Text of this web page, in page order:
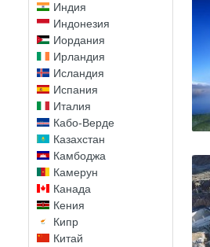
Индия
Индонезия
Иордания
Ирландия
Исландия
Испания
Италия
Кабо-Верде
Казахстан
Камбоджа
Камерун
Канада
Кения
Кипр
Китай